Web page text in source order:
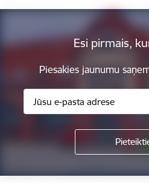
Esi pirmais,
Piesakies jaunumu